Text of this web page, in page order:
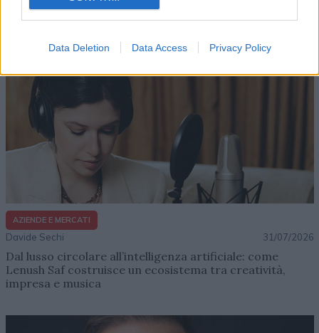
Data Deletion Data Access Privacy Policy
Altri articoli che potrebbero piacerti
AZIENDE E MERCATI
Davide Sechi 31/07/2026
Dal lusso circolare all’intelligenza artificiale: come
Lenush Saf costruisce un ecosistema tra creatività,
impresa e musica